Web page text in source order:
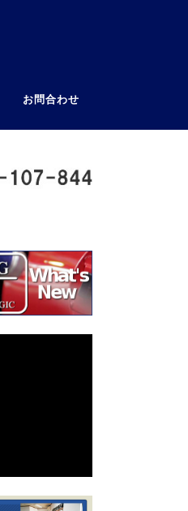
お問合わせ